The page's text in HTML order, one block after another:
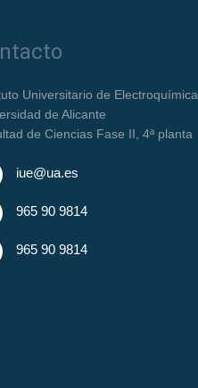
Universitario de Electroquímica
de Alicante
de Ciencias Fase II, 4ª planta
iue@ua.es
965 90 9814
965 90 9814